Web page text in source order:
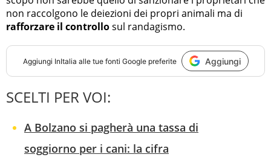
non raccolgono le deiezioni dei propri animali ma di
rafforzare il controllosul randagismo.
Aggiungi InItalia alle tue fonti Google preferite Aggiungi
SCELTI PER VOI:
A Bolzano si pagherà una tassa di
soggiorno per i cani: la cifra